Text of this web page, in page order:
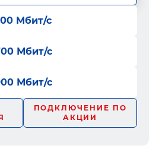
Мбит/с
Мбит/с
Мбит/с
ПОДКЛЮЧЕНИЕ ПО
АКЦИИ